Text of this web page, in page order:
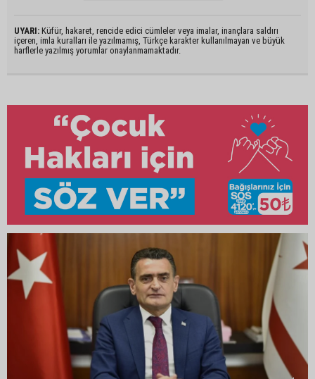
UYARI: Küfür, hakaret, rencide edici cümleler veya imalar, inançlara saldırı
içeren, imla kuralları ile yazılmamış, Türkçe karakter kullanılmayan ve büyük
harflerle yazılmış yorumlar onaylanmamaktadır.